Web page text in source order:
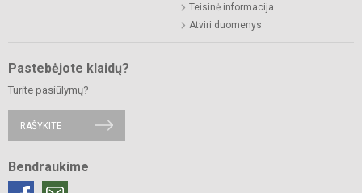
Teisinė informacija
Atviri duomenys
Pastebėjote klaidų?
Turite pasiūlymų?
RAŠYKITE
Bendraukime